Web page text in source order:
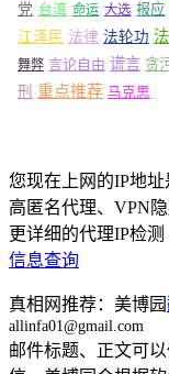
党 台湾 命运 大选 报应
江泽民 法律 法轮功
舞弊 言论自由 谎言 贪
刑 重点推荐 马克思
您现在上网的IP地址
高匿名代理、VPN隐
更详细的代理IP检测
信息查询
真相网推荐：美博园
allinfa01@gmail.com
邮件标题、正文可